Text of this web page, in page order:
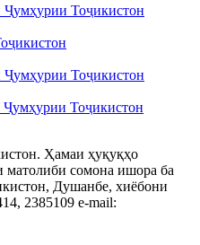
Ҷумҳурии Тоҷикистон
Тоҷикистон
Ҷумҳурии Тоҷикистон
Ҳамаи ҳуқуқҳо
сомона ишора ба
Душанбе, хиёбони
2385109 e-mail: